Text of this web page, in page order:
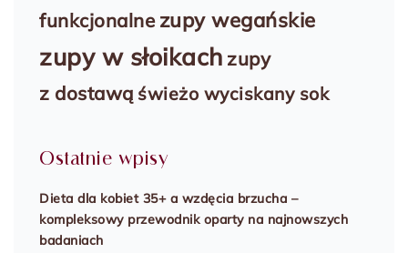
funkcjonalne zupy wegańskie
zupy w słoikach zupy
z dostawą świeżo wyciskany sok
Ostatnie wpisy
Dieta dla kobiet 35+ a wzdęcia brzucha –
kompleksowy przewodnik oparty na najnowszych
badaniach